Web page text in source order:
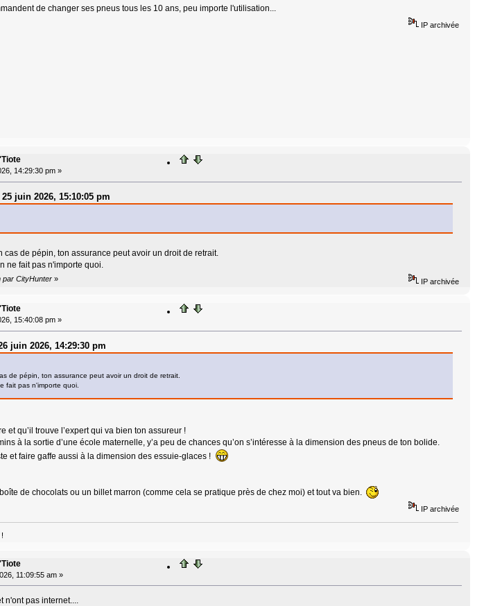
de changer ses pneus tous les 10 ans, peu importe l'utilisation...
IP archivée
14:29:30 pm »
juin 2026, 15:10:05 pm
de pépin, ton assurance peut avoir un droit de retrait.
ne fait pas n'importe quoi.
par CityHunter» IP archivée
15:40:08 pm »
juin 2026, 14:29:30 pm
de pépin, ton assurance peut avoir un droit de retrait.
fait pas n'importe quoi.
et qu’il trouve l’expert qui va bien ton assureur !
à la sortie d’une école maternelle, y’a peu de chances qu’on s’intéresse à la dimension des pneus de ton bolide.
et faire gaffe aussi à la dimension des essuie-glaces !
de chocolats ou un billet marron (comme cela se pratique près de chez moi) et tout va bien.
IP archivée
11:09:55 am »
pas internet....